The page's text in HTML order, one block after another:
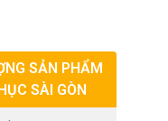
SẢN PHẨM
SÀI GÒN